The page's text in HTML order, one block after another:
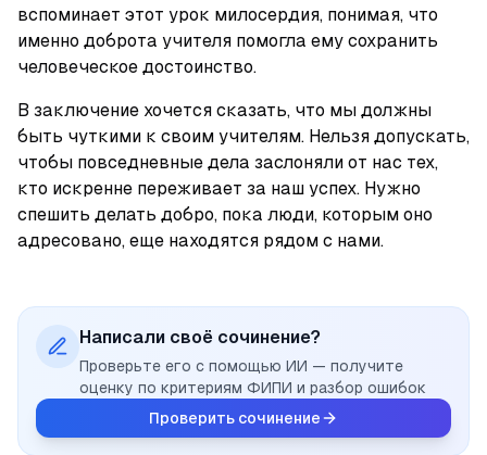
вспоминает этот урок милосердия, понимая, что
именно доброта учителя помогла ему сохранить
человеческое достоинство.
В заключение хочется сказать, что мы должны
быть чуткими к своим учителям. Нельзя допускать,
чтобы повседневные дела заслоняли от нас тех,
кто искренне переживает за наш успех. Нужно
спешить делать добро, пока люди, которым оно
адресовано, еще находятся рядом с нами.
Написали своё сочинение?
Проверьте его с помощью ИИ — получите
оценку по критериям ФИПИ и разбор ошибок
Проверить сочинение